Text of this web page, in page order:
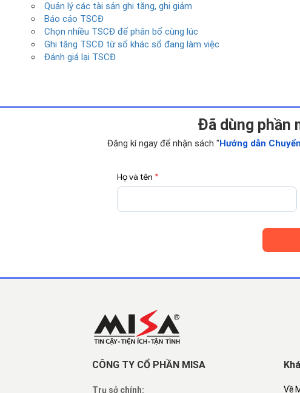
Quản lý các tài sản ghi tăng, ghi giảm
Báo cáo TSCĐ
Chọn nhiều TSCĐ để phân bổ cùng lúc
Ghi tăng TSCĐ từ sổ khác sổ đang làm việc
Đánh giá lại TSCĐ
Ðã dùng phần
Đăng kí ngay để nhận sách " Hướng dẫn
Họ và tên *
CÔNG TY CỔ PHẦN MISA
Trụ sở chính: Về